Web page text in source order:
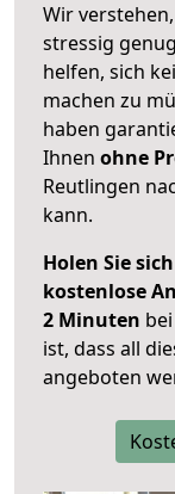
Wir
stressig
helfen, sich
machen zu
haben
Ihnen ohne
Reutlingen
kann.
Holen Sie
kostenlose
2 Minuten
ist, dass all
angeboten